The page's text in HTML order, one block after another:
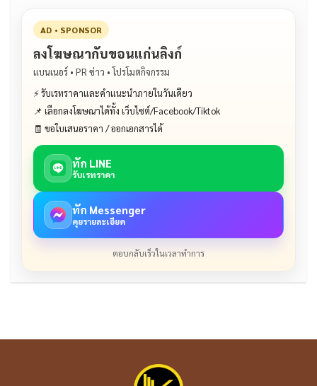
AD • SPONSOR
ลงโฆษณากับขอนแก่นลิงก์
แบนเนอร์ • PR ข่าว • โปรโมตกิจกรรม
⚡ รับเรทราคาและคำแนะนำภายในวันเดียว
📌 เลือกลงโฆษณาได้ทั้ง เว็บไซต์/Facebook/Tiktok
🧾 ขอใบเสนอราคา / ออกเอกสารได้
ทัก LINE
รับเรทราคา
ทัก Messenger
คุยรายละเอียด
ตอบกลับเร็วในเวลาทำการ